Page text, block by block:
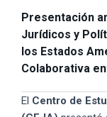
Presentación
Jurídicos y
los Estados
Colaborativa
El Centro de